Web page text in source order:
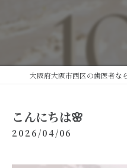
こんにちは🌸
2026/04/06